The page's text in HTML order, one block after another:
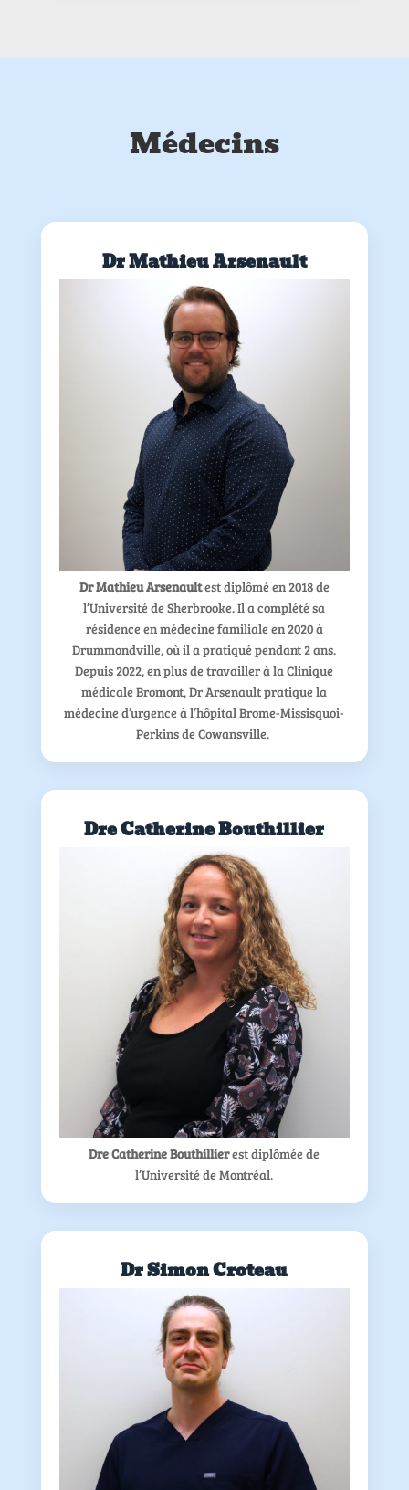
Médecins
Dr Mathieu Arsenault
Dr Mathieu Arsenaultest diplômé en 2018 de
l’Université de Sherbrooke. Il a complété sa
résidence en médecine familiale en 2020 à
Drummondville, où il a pratiqué pendant 2 ans.
Depuis 2022, en plus de travailler à la Clinique
médicale Bromont, Dr Arsenault pratique la
médecine d’urgence à l’hôpital Brome-Missisquoi-
Perkins de Cowansville.
Dre Catherine Bouthillier
Dre Catherine Bouthillierest diplômée de
l’Université de Montréal.
Dr Simon Croteau